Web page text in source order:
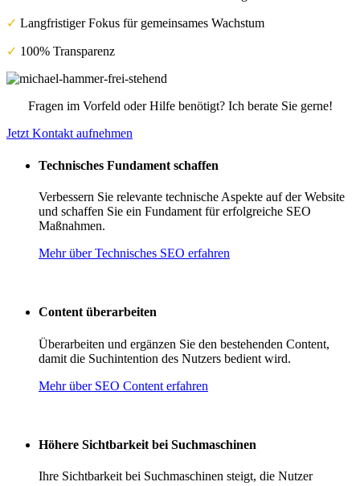
✓ Langfristiger Fokus für gemeinsames Wachstum
✓ 100% Transparenz
Fragen im Vorfeld oder Hilfe benötigt? Ich berate Sie gerne!
Jetzt Kontakt aufnehmen
Technisches Fundament schaffen
Verbessern Sie relevante technische Aspekte auf der Website
und schaffen Sie ein Fundament für erfolgreiche SEO
Maßnahmen.
Mehr über Technisches SEO erfahren
Content überarbeiten
Überarbeiten und ergänzen Sie den bestehenden Content,
damit die Suchintention des Nutzers bedient wird.
Mehr über SEO Content erfahren
Höhere Sichtbarkeit bei Suchmaschinen
Ihre Sichtbarkeit bei Suchmaschinen steigt, die Nutzer